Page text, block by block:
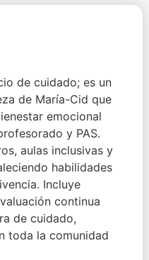
de cuidado; es un
de María-Cid que
emocional
y PAS.
aulas inclusivas y
habilidades
Incluye
continua
de cuidado,
toda la comunidad